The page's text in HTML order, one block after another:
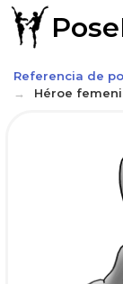
Referencia de
Héroe